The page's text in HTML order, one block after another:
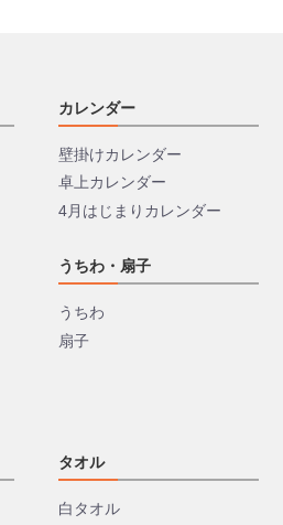
カレンダー
壁掛けカレンダー
卓上カレンダー
4月はじまりカレンダー
うちわ・扇子
うちわ
扇子
タオル
白タオル